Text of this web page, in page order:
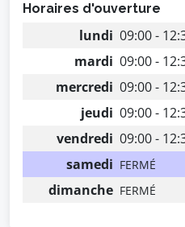
Horaires d'ouverture
lundi 09:00 -
mardi 09:00 -
mercredi 09:00 -
jeudi 09:00 -
vendredi 09:00 -
samedi FERMÉ
dimanche FERMÉ